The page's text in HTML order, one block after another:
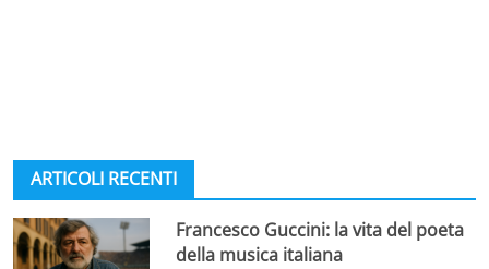
ARTICOLI RECENTI
Francesco Guccini: la vita del poeta
della musica italiana